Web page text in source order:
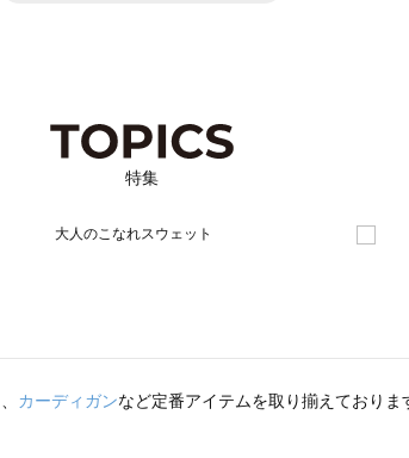
特集
、 カーディガンなど定番アイテムを取り揃えておりま